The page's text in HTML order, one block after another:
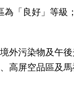
「良好」等級
外污染物及午
高屏空品區及